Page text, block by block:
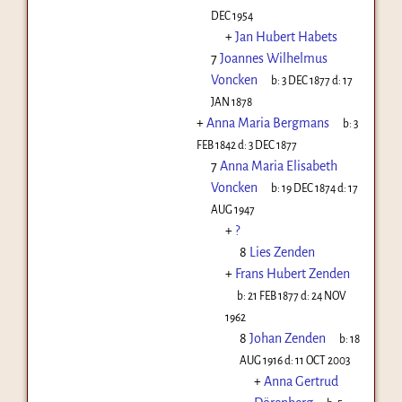
DEC 1954
+Jan Hubert Habets
7Joannes Wilhelmus
Voncken
b:3 DEC 1877d:17
JAN 1878
+Anna Maria Bergmans b:3
FEB 1842 d: 3 DEC 1877
7Anna Maria Elisabeth
Voncken
b:19 DEC 1874d:17
AUG 1947
+ ?
8 Lies Zenden
+ Frans Hubert Zenden
b:21 FEB 1877d:24 NOV
1962
8 Johan Zenden b:18
AUG 1916d: 11 OCT 2003
+Anna Gertrud